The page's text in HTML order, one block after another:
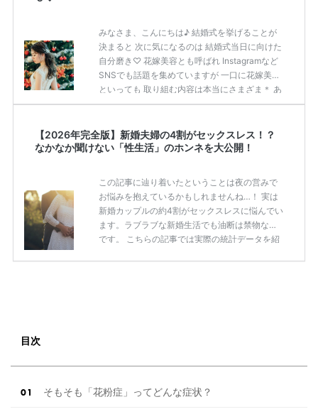
新生活支援事業（結婚助成金）」検索サイト ​特
徴１ エリアから都 […]続きを読む
みなさま、こんにちは♪ 結婚式を挙げることが
決まると 次に気になるのは 結婚式当日に向けた
自分磨き♡ 花嫁美容とも呼ばれ Instagramなど
SNSでも話題を集めていますが 一口に花嫁美容
といっても 取り組む内容は本当にさまざま＊ あ
まりに種類が多すぎて 何をしようかな…？と悩
は ”絶対にやっておくべき” 花嫁美容について ラ
ンキング形式でお伝えします！ この記事を参考
ましょう♡ 花嫁美容成功の鍵 出典：プラコレウ
ェディングレポート（式場：LICIAN […] 続きを
読む
【2026年完全版】新婚夫婦の4割がセックスレス！？
なかなか聞けない「性生活」のホンネを大公開！
この記事に辿り着いたということは夜の営みで
お悩みを抱えているかもしれませんね…！ 実は
新婚カップルの約4割がセックスレスに悩んでい
ます。ラブラブな新婚生活でも油断は禁物なの
です。 こちらの記事では実際の統計データを紹
多く、 「期間が空きすぎてそ […]続きを読む
目次
そもそも「花粉症」ってどんな症状？